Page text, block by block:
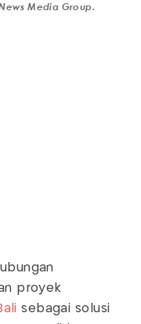
Media Group.
proyek
sebagai solusi